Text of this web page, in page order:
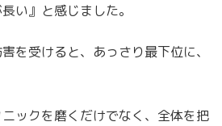
い』と感じました。
を受けると、あっさり最下位に、
ックを磨くだけでなく、全体を把